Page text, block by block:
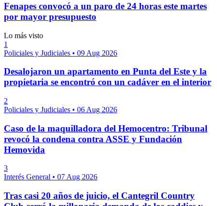
Fenapes convocó a un paro de 24 horas este martes
por mayor presupuesto
Lo más visto
1
Policiales y Judiciales • 09 Aug 2026
Desalojaron un apartamento en Punta del Este y la
propietaria se encontró con un cadáver en el interior
2
Policiales y Judiciales • 06 Aug 2026
Caso de la maquilladora del Hemocentro: Tribunal
revocó la condena contra ASSE y Fundación
Hemovida
3
Interés General • 07 Aug 2026
Tras casi 20 años de juicio, el Cantegril Country